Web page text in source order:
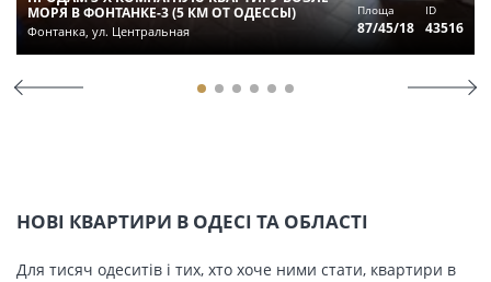
МОРЯ В ФОНТАНКЕ-3 (5 КМ ОТ ОДЕССЫ)
Фонтанка, ул. Центральная
Площа
87/45/18
ID
43516
НОВІ КВАРТИРИ В ОДЕСІ ТА ОБЛАСТІ
Для тисяч одеситів і тих, хто хоче ними стати, квартири в